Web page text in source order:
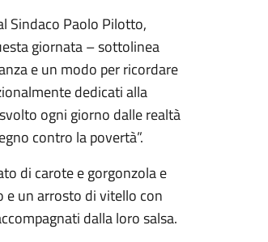
Sindaco Paolo Pilotto,
giornata – sottolinea
e un modo per ricordare
dedicati alla
ogni giorno dalle realtà
contro la povertà”.
di carote e gorgonzola e
e un arrosto di vitello con
dalla loro salsa.